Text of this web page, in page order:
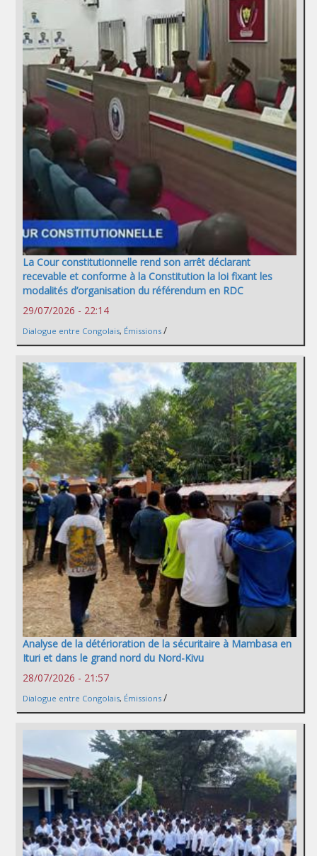
La Cour constitutionnelle rend son arrêt déclarant
recevable et conforme à la Constitution la loi fixant les
modalités d’organisation du référendum en RDC
29/07/2026 - 22:14
Dialogue entre Congolais, Émissions /
Analyse de la détérioration de la sécuritaire à Mambasa en
Ituri et dans le grand nord du Nord-Kivu
28/07/2026 - 21:57
Dialogue entre Congolais, Émissions /